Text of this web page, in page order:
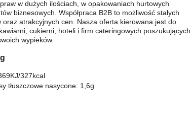
w dużych ilościach, w opakowaniach hurtowych
biznesowych. Współpraca B2B to możliwość stałych
atrakcyjnych cen. Nasza oferta kierowana jest do
cukierni, hoteli i firm cateringowych poszukujących
wypieków.
327kcal
tłuszczowe nasycone: 1,6g